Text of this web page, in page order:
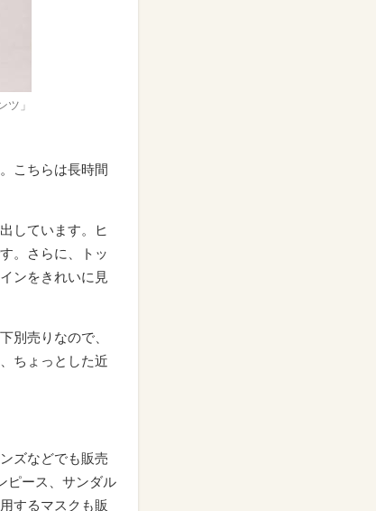
ツ」
こちらは長時間
しています。ヒ
。さらに、トッ
ンをきれいに見
別売りなので、
ちょっとした近
ズなどでも販売
ピース、サンダル
するマスクも販